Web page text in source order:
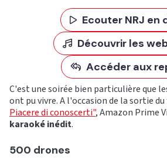
Ecouter NRJ en
Découvrir les
Accéder aux
C'est une soirée bien particulière que
ont pu vivre. A l'occasion de la sortie
Piacere di conoscerti", Amazon Prime
karaoké inédit.
500 drones